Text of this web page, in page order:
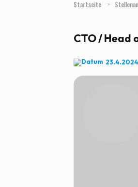
Startseite >
CTO / Head
23.4.2024